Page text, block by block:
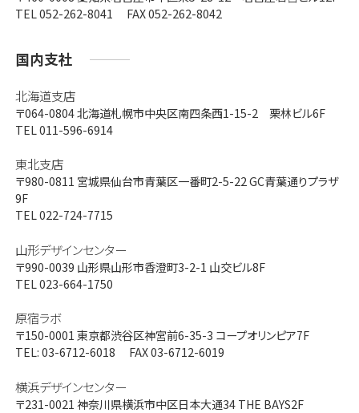
TEL 052-262-8041 FAX 052-262-8042
国内支社
北海道支店
〒064-0804北海道札幌市中央区南四条西1-15-2 栗林ビル6F
TEL 011-596-6914
東北支店
〒980-0811 宮城県仙台市青葉区一番町2-5-22 GC青葉通りプラザ
9F
TEL 022-724-7715
山形デザインセンター
〒990-0039 山形県山形市香澄町3-2-1 山交ビル8F
TEL 023-664-1750
原宿ラボ
〒150-0001 東京都渋谷区神宮前6-35-3 コープオリンピア7F
TEL: 03-6712-6018 FAX 03-6712-6019
横浜デザインセンター
〒231-0021 神奈川県横浜市中区日本大通34 THE BAYS2F